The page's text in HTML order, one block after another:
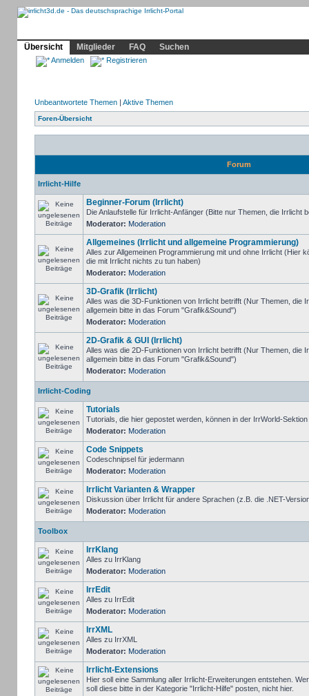
Übersicht
Mitglieder FAQ Suchen
Anmelden Registrieren
Unbeantwortete Themen| Aktive Themen
Foren-Übersicht
Forum
Irrlicht-Hilfe
Beginner-Forum (Irrlicht)
Die Anlaufstelle für Irrlicht-Anfänger (Bitte nur Themen, die Irrlicht
Moderator: Moderation
Allgemeines (Irrlicht und allgemeine Programmierung)
Alles zur Allgemeinen Programmierung mit und ohne Irrlicht (Hier
die mit Irrlicht nichts zu tun haben)
Moderator: Moderation
3D-Grafik (Irrlicht)
Alles was die 3D-Funktionen von Irrlicht betrifft (Nur Themen, die
allgemein bitte in das Forum "Grafik&Sound")
Moderator: Moderation
2D-Grafik & GUI (Irrlicht)
Alles was die 2D-Funktionen von Irrlicht betrifft (Nur Themen, die
allgemein bitte in das Forum "Grafik&Sound")
Moderator: Moderation
Irrlicht-Coding
Tutorials
Tutorials, die hier gepostet werden, können in der IrrWorld-
Moderator: Moderation
Code Snippets
Codeschnipsel für jedermann
Moderator: Moderation
Irrlicht Varianten & Wrapper
Diskussion über Irrlicht für andere Sprachen (z.B. die .NET-
Moderator: Moderation
Toolbox
IrrKlang
Alles zu IrrKlang
Moderator: Moderation
IrrEdit
Alles zu IrrEdit
Moderator: Moderation
IrrXML
Alles zu IrrXML
Moderator: Moderation
Irrlicht-Extensions
Hier soll eine Sammlung aller Irrlicht-Erweiterungen entstehen.
soll diese bitte in der Kategorie "Irrlicht-Hilfe" posten, nicht hier.